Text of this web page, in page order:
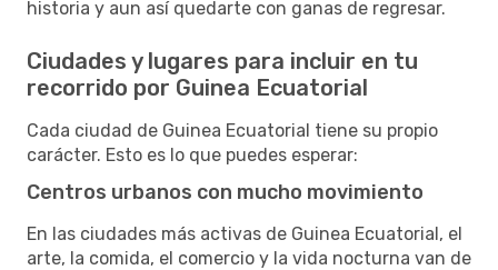
historia y aun así quedarte con ganas de regresar.
Ciudades y lugares para incluir en tu
recorrido por Guinea Ecuatorial
Cada ciudad de Guinea Ecuatorial tiene su propio
carácter. Esto es lo que puedes esperar:
Centros urbanos con mucho movimiento
En las ciudades más activas de Guinea Ecuatorial, el
arte, la comida, el comercio y la vida nocturna van de